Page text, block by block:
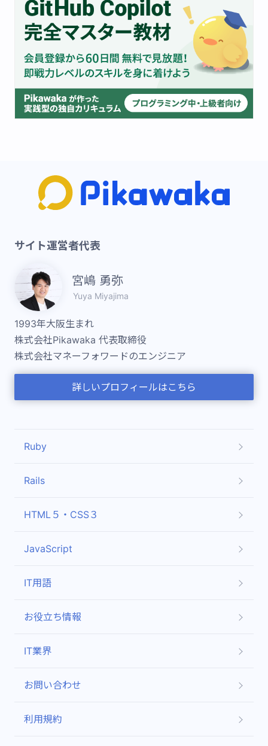
サイト運営者代表
宮嶋 勇弥
Yuya Miyajima
1993年大阪生まれ
株式会社Pikawaka 代表取締役
株式会社マネーフォワードのエンジニア
詳しいプロフィールはこちら
Ruby
Rails
HTML５・CSS３
JavaScript
IT用語
お役立ち情報
IT業界
お問い合わせ
利用規約